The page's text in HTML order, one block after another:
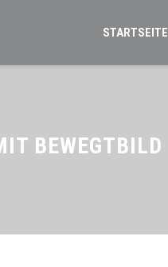
STARTSEITE
BEWEGTBILD